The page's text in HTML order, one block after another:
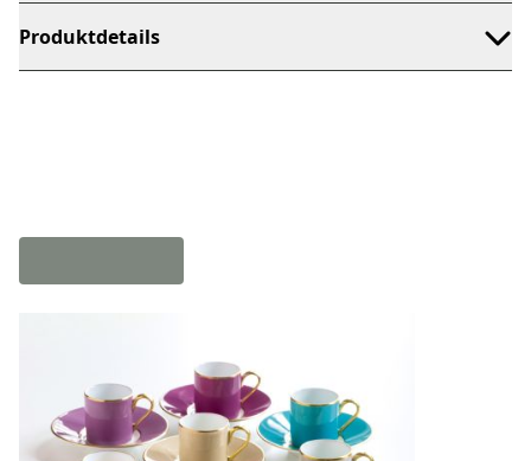
Produktdetails